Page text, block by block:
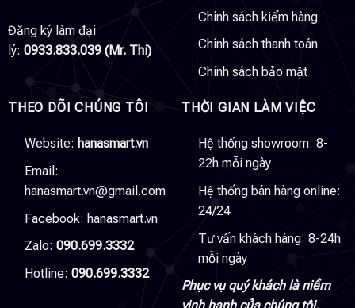
Đăng ký làm đại
lý: 0933.833.039 (Mr. Thi)
Chính sách kiểm hàng
Chính sách thanh toán
Chính sách bảo mật
THEO DÕI CHÚNG TÔI
Website: hanasmart.vn
Email:
hanasmart.vn@gmail.com
Facebook: hanasmart.vn
Zalo: 090.699.3332
Hotline: 090.699.3332
THỜI GIAN LÀM VIỆC
Hệ thống showroom: 8-
22h mỗi ngày
Hệ thống bán hàng online:
24/24
Tư vấn khách hàng: 8-24h
mỗi ngày
Phục vụ quý khách là niềm